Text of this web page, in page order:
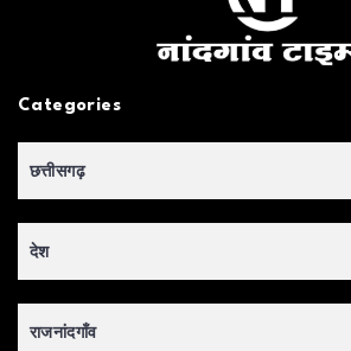
Categories
छत्तीसगढ़
देश
राजनांदगाँव